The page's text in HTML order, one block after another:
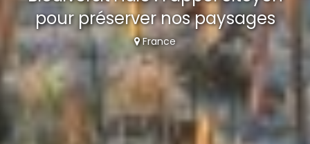
pour préserver nos paysages
France